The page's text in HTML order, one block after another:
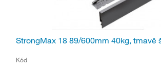
StrongMax 18 89/600mm 40kg, tmavě
Kód